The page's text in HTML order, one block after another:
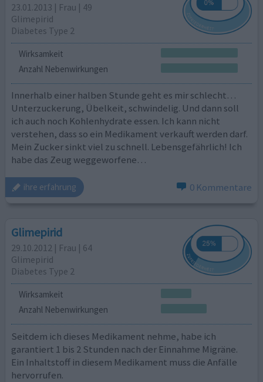
23.01.2013 | Frau | 49
Glimepirid
Diabetes Type 2
Wirksamkeit
Anzahl Nebenwirkungen
Innerhalb einer halben Stunde geht es mir schlecht…
Unterzuckerung, Übelkeit, schwindelig. Und dann soll
ich auch noch Kohlenhydrate essen. Ich kann nicht
verstehen, dass so ein Medikament verkauft werden darf.
Mein Zucker sinkt viel zu schnell. Lebensgefährlich! Ich
habe das Zeug weggeworfene…
ihre erfahrung 0 Kommentare
Glimepirid
29.10.2012 | Frau | 64
Glimepirid
Diabetes Type 2
Wirksamkeit
Anzahl Nebenwirkungen
Seitdem ich dieses Medikament nehme, habe ich
garantiert 1 bis 2 Stunden nach der Einnahme Migräne.
Ein Inhaltstoff in diesem Medikament muss die Anfälle
hervorrufen.